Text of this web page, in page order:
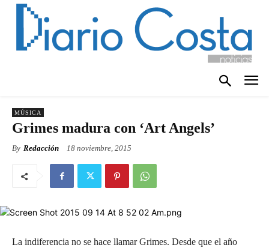
MÚSICA
Grimes madura con ‘Art Angels’
By Redacción 18 noviembre, 2015
La indiferencia no se hace llamar Grimes. Desde que el año